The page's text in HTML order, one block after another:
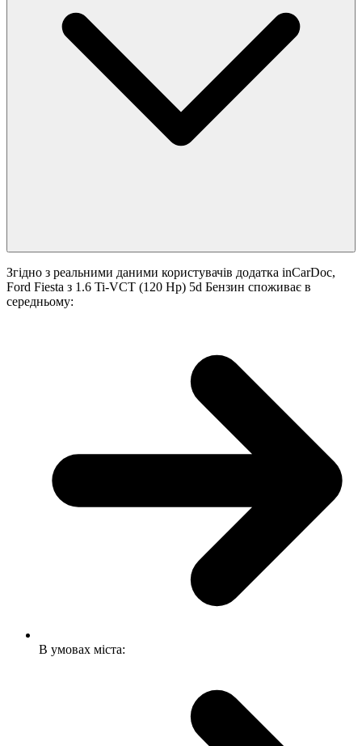
Згідно з реальними даними користувачів додатка inCarDoc,
Ford Fiesta з 1.6 Ti-VCT (120 Hp) 5d Бензин споживає в
середньому:
В умовах міста: